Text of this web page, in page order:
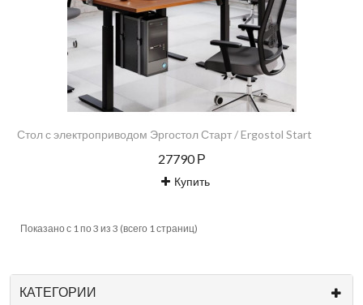
Стол с электроприводом Эргостол Старт / Ergostol Start
27790 Р
Купить
Показано с 1 по 3 из 3 (всего 1 страниц)
КАТЕГОРИИ